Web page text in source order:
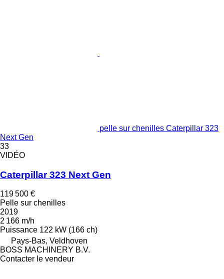
pelle sur chenilles Caterpillar 323
Next Gen
33
VIDÉO
Caterpillar 323 Next Gen
119 500 €
Pelle sur chenilles
2019
2 166 m/h
Puissance 122 kW (166 ch)
Pays-Bas, Veldhoven
BOSS MACHINERY B.V.
Contacter le vendeur